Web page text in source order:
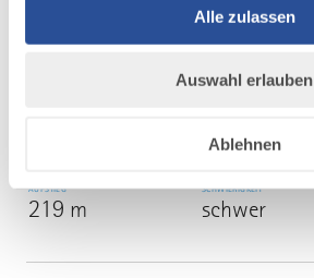
Alle zulassen
Auswahl erlauben
Ablehnen
SEEMOOS-PANORAMA
vorbei an Schwarzenberger Weiher und durch
4:00 h
AUFSTIEG
219 m
SCHWIERIGKEIT
schwer